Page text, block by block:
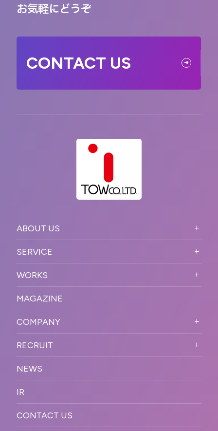
お気軽にどうぞ
CONTACT US
ABOUT US
PURPOSE
VISION
OUR DNA
SERVICE
STRONG POINT
BUSINESS DOMAIN
SOLUTION
WORKFLOW
WORKS
オンラインイベント
SNSプロモーション
プラットフォーム販
促
デジタル制作・映像
制作
PR
カンファレンス・展示会・アワ
ESPORTS・ゲームプロモーシ
MAGAZINE
COMPANY
COMPANY INFORMATION
MESSAGE
OFFICER
ACCESS
ORGANIZATION CHART
RECRUIT
新卒採用
キャリア採用
NEWS
IR
CONTACT US